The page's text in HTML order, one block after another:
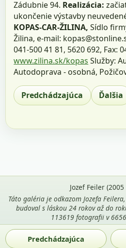
Zádubnie 94. Realizácia:
ukončenie výstavby
KOPAS-CAR-ŽILINA, Sídlo
Žilina, e-mail:
041-500 41 81, 5620 692, Fax:
www.zilina.sk/kopas Služby:
Autodoprava - osobná,
Predchádzajúca Ďalšia
Predchádzajúca
Jozef Feiler
Táto galéria je odkazom Jozefa
budoval s láskou 24 rokov až do
113619 fotografii v 6656
Použitie fotografií z tejto stránky je
mena autora Jozef Feiler a